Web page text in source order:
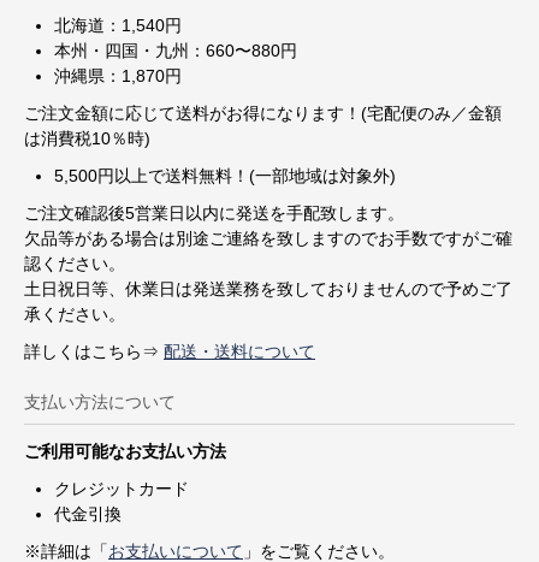
北海道：1,540円
本州・四国・九州：660〜880円
沖縄県：1,870円
ご注文金額に応じて送料がお得になります！(宅配便のみ／金額
は消費税10％時)
5,500円以上で送料無料！(一部地域は対象外)
ご注文確認後5営業日以内に発送を手配致します。
欠品等がある場合は別途ご連絡を致しますのでお手数ですがご確
認ください。
土日祝日等、休業日は発送業務を致しておりませんので予めご了
承ください。
詳しくはこちら⇒ 配送・送料について
支払い方法について
ご利用可能なお支払い方法
クレジットカード
代金引換
※詳細は「お支払いについて 」をご覧ください。